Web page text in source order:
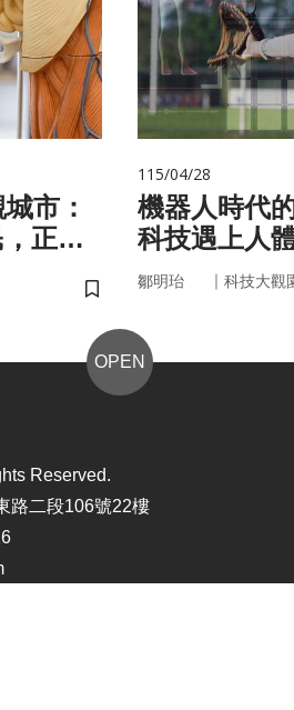
市：
正悄
儲存書籤
115/04/28
機器人時代
科技遇上人
接手？
鄒明珆 ｜ 科技大觀
OPEN
Reserved.
路二段106號22樓